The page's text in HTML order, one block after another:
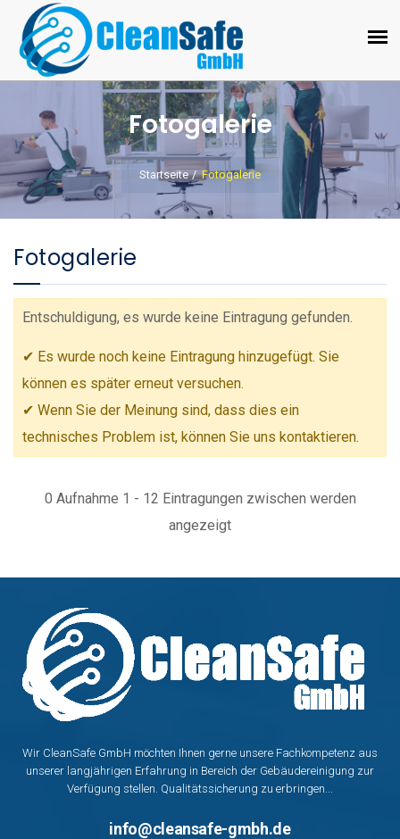
Fotogalerie
Startseite Fotogalerie
Fotogalerie
Entschuldigung, es wurde keine Eintragung gefunden.
✔ Es wurde noch keine Eintragung hinzugefügt. Sie
können es später erneut versuchen.
✔ Wenn Sie der Meinung sind, dass dies ein
technisches Problem ist, können Sie uns kontaktieren.
0 Aufnahme 1 - 12 Eintragungen zwischen werden
angezeigt
Wir CleanSafe GmbH möchten Ihnen gerne unsere Fachkompetenz aus
unserer langjährigen Erfahrung in Bereich der Gebäudereinigung zur
Verfügung stellen. Qualitätssicherung zu erbringen...
info@cleansafe-gmbh.de